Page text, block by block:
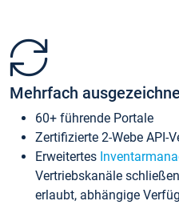
Mehrfach
60+ führende Portale
Zertifizierte 2-Webe API-
Erweitertes
Vertriebskanäle
erlaubt, abhängige